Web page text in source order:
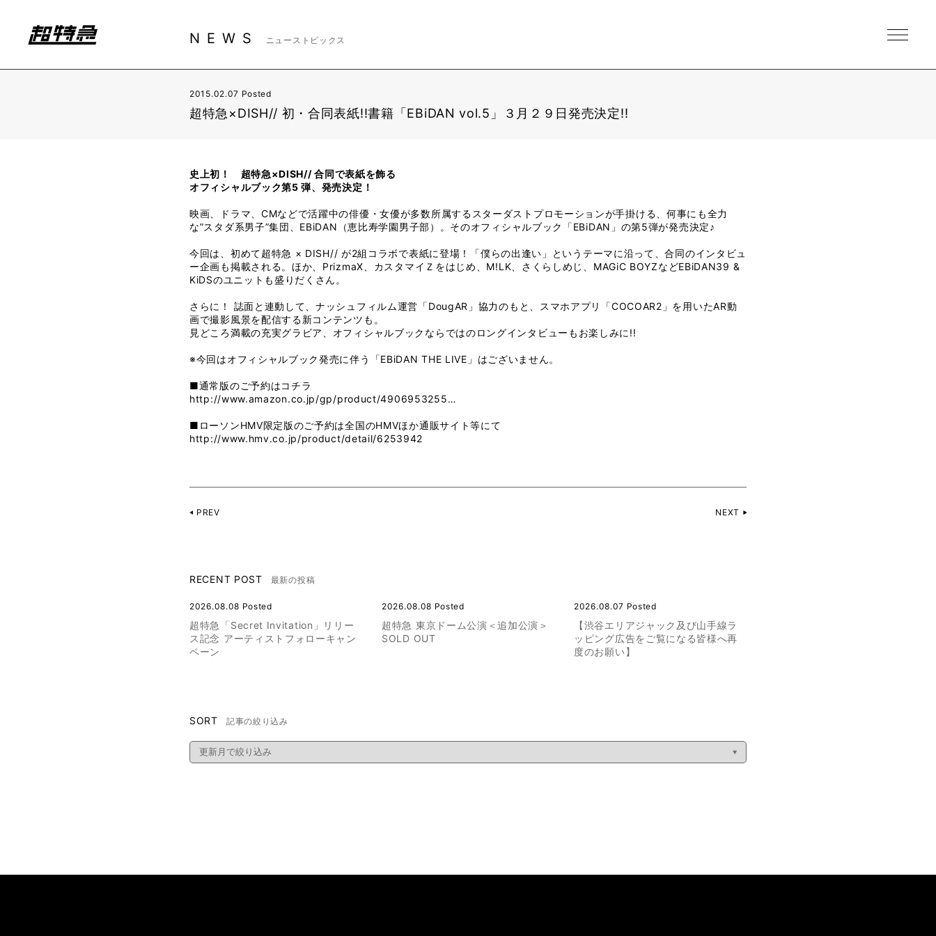
NEWS ニューストピックス
2015.02.07 Posted
超特急×DISH// 初・合同表紙!!書籍「EBiDAN vol.5」３月２９日発売決定!!
史上初！ 超特急×DISH// 合同で表紙を飾る
オフィシャルブック第5 弾、発売決定！
映画、ドラマ、CMなどで活躍中の俳優・女優が多数所属するスターダストプロモーションが手掛ける、何事にも全力
な”スタダ系男子”集団、EBiDAN（恵比寿学園男子部）。そのオフィシャルブック「EBiDAN」の第5弾が発売決定♪
今回は、初めて超特急 × DISH// が2組コラボで表紙に登場！「僕らの出逢い」というテーマに沿って、合同のインタビュ
ー企画も掲載される。ほか、PrizmaX、カスタマイＺをはじめ、M!LK、さくらしめじ、MAGiC BOYZなどEBiDAN39 &
KiDSのユニットも盛りだくさん。
さらに！ 誌面と連動して、ナッシュフィルム運営「DougAR」協力のもと、スマホアプリ「COCOAR2」を用いたAR動
画で撮影風景を配信する新コンテンツも。
見どころ満載の充実グラビア、オフィシャルブックならではのロングインタビューもお楽しみに!!
※今回はオフィシャルブック発売に伴う「EBiDAN THE LIVE」はございません。
■通常版のご予約はコチラ
http://www.amazon.co.jp/gp/product/4906953255…
■ローソンHMV限定版のご予約は全国のHMVほか通販サイト等にて
http://www.hmv.co.jp/product/detail/6253942
PREV NEXT
RECENT POST 最新の投稿
2026.08.08 Posted
超特急「Secret Invitation」リリー
ス記念 アーティストフォローキャン
ペーン
2026.08.08 Posted
超特急 東京ドーム公演＜追加公演＞
SOLD OUT
2026.08.07 Posted
【渋谷エリアジャック及び山手線ラ
ッピング広告をご覧になる皆様へ再
度のお願い】
SORT 記事の絞り込み